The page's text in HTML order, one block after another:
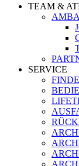
TEAM &
SERVICE